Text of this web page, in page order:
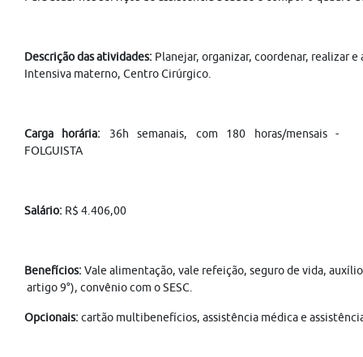
Descrição das atividades: Planejar, organizar, coordenar, realizar
Intensiva materno, Centro Cirúrgico.
Carga horária: 36h semanais, com 180 horas/mensais -
FOLGUISTA
Salário: R$ 4.406,00
Benefícios:Vale alimentação, vale refeição, seguro de vida,
artigo 9°), convênio com o SESC.
Opcionais:cartão multibenefícios, assistência médica e